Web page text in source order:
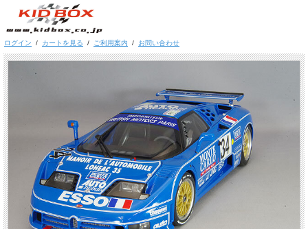
ログイン / カートを見る / ご利用案内 / お問い合わせ